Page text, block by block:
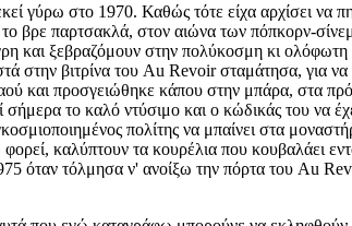
γύρω στο 1970. Καθώς τότε είχα αρχίσει να
βρε παρτσακλά, στον αιώνα των πόπκορν-
ξεβραζόμουν στην πολύκοσμη κι ολόφωτη
βιτρίνα του Au Revoir σταμάτησα, για
και προσγειώθηκε κάπου στην μπάρα, στα
το καλό ντύσιμο και ο κώδικάς του να
πολίτης να μπαίνει στα
καλύπτουν τα κουρέλια που κουβαλάει
όταν τόλμησα ν' ανοίξω την πόρτα του Au